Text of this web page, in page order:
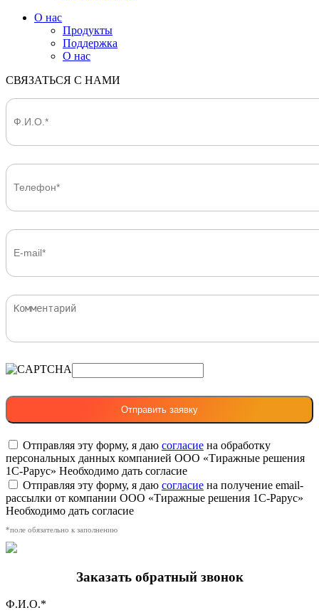
О нас
Продукты
Поддержка
О нас
СВЯЗАТЬСЯ С НАМИ
Отправляя эту форму, я даю согласие на обработку
персональных данных компанией ООО «Тиражные решения
1С-Рарус» Необходимо дать согласие
Отправляя эту форму, я даю согласие на получение email-
рассылки от компании ООО «Тиражные решения 1С-Рарус»
Необходимо дать согласие
*поле обязательно к заполнению
Заказать обратный звонок
Ф.И.О.*